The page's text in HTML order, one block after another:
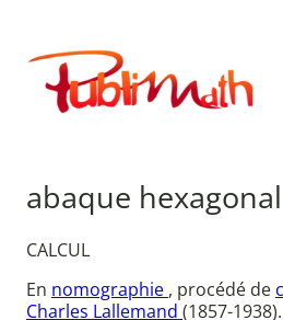
contenu
Publimath
abaque hexagonal
CALCUL
En nomographie , procédé de
Charles Lallemand (1857-1938).